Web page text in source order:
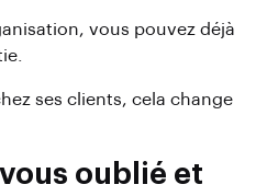
vous pouvez déjà
ses clients, cela change
vous oublié et